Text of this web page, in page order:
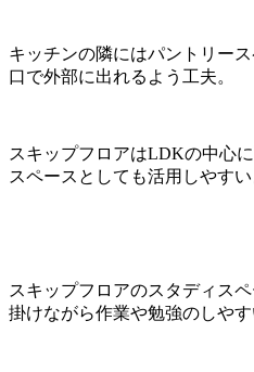
キッチンの隣にはパントリー
口で外部に出れるよう工夫。
スキップフロアはLDKの中心
スペースとしても活用しやす
スキップフロアのスタディス
掛けながら作業や勉強のしやす